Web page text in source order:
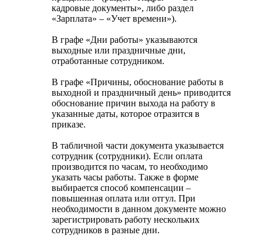
кадровые документы», либо раздел
«Зарплата» – «Учет времени»).
В графе «Дни работы» указываются
выходные или праздничные дни,
отработанные сотрудником.
В графе «Причины, обоснование работы в
выходной и праздничный день» приводится
обоснование причин выхода на работу в
указанные даты, которое отразится в
приказе.
В табличной части документа указывается
сотрудник (сотрудники). Если оплата
производится по часам, то необходимо
указать часы работы. Также в форме
выбирается способ компенсации –
повышенная оплата или отгул. При
необходимости в данном документе можно
зарегистрировать работу нескольких
сотрудников в разные дни.